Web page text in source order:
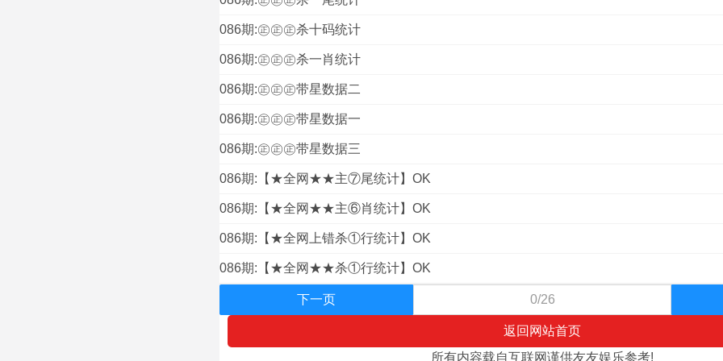
086期:㊣㊣㊣杀十码统计
086期:㊣㊣㊣杀一肖统计
086期:㊣㊣㊣带星数据二
086期:㊣㊣㊣带星数据一
086期:㊣㊣㊣带星数据三
086期:【★全网★★主⑦尾统计】OK
086期:【★全网★★主⑥肖统计】OK
086期:【★全网上错杀①行统计】OK
086期:【★全网★★杀①行统计】OK
下一页 0/26
返回网站首页
所有内容载自互联网谨供友友娱乐参考!